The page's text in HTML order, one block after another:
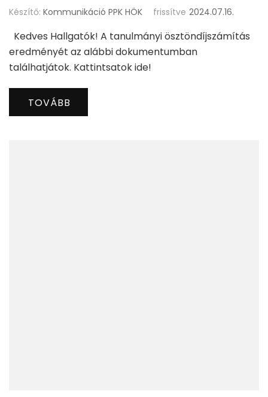
Készítő: Kommunikáció PPK HÖK frissítve 2024.07.16.
Kedves Hallgatók! A tanulmányi ösztöndíjszámítás
eredményét az alábbi dokumentumban
találhatjátok. Kattintsatok ide!
TOVÁBB